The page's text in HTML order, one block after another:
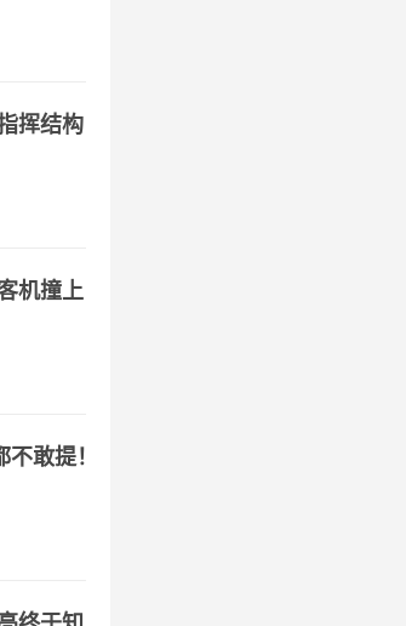
挥结构
机撞上
敢提！